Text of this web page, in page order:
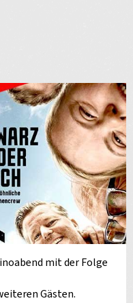
mit der Folge
Gästen.